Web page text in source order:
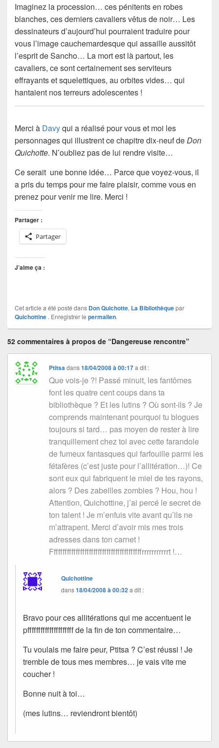
Imaginez la procession… cespénitentsen robes
blanches, ces dernierscavaliersvêtus de noir… Les
dessinateurs d’aujourd’hui pourraient traduire pour
vous l’image cauchemardesque qui assaille aussitôt
l’esprit deSancho… La mort est là partout, les
cavaliers, ce sont certainement ses serviteurs
effrayants et squelettiques, au orbites vides… qui
hantaient nos terreurs adolescentes !
Merci à Davyqui a réalisé pour vous et moi les
personnages qui illustrent ce chapitre dix-neuf deDon
Quichotte. N’oubliez pas de lui rendre visite…
Ce serait une bonne idée… Parce que voyez-vous, il
a pris du temps pour me faire plaisir, comme vous en
prenez pour venir me lire. Merci !
Partager :
Partager
J’aime ça :
Cet article a été posté dans Don Quichotte, La Bibliothèquepar
Quichottine . Enregistrer le permalien.
52 commentaires à propos de “Dangereuse rencontre”
Ptitsadans18/04/2008 à 00:17 a dit :
Que vois-je ?! Passé minuit, les fantômes
font les quatre cent coups dans ta
bibliothèque ? Et les lutins ? Où sont-ils ? Je
comprends maintenant pourquoi tu blogues
toujours si tard… pas moyen de rester à lire
tranquillement chez toi avec cette farandole
de fumeux fantasques qui farfouille parmi les
fétafères (c’est juste pour l’allitération…)! Ce
sont eux qui fabriquent le miel de tes rayons,
alors ? Des zabeilles zombies ? Hou, hou !
Attention, Quichottine, j’ai percé le secret de
ton talent ! Je m’enfuis vite avant qu’ils ne
m’attrapent. Merci d’avoir mis mes trois
adresses dans ton carnet !
Fffffffffffffffffffffffffffffffffffffffffrrrrrrrrrrrt !…
Quichottine
dans18/04/2008 à 00:32a dit :
Bravo pour ces allitérations qui me accentuent le
pfffffffffffffffffffff de la fin de ton commentaire…
Tu voulais me faire peur, Ptitsa ? C’est réussi ! Je
tremble de tous mes membres… je vais vite me
coucher !
Bonne nuit à toi…
(mes lutins… reviendront bientôt)